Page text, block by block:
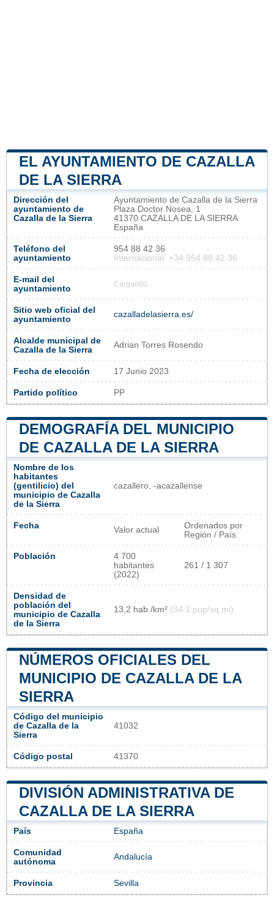
EL AYUNTAMIENTO DE CAZALLA
DE LA SIERRA
Dirección del
ayuntamiento de
Cazalla de la Sierra
Ayuntamiento de Cazalla de la Sierra
Plaza Doctor Nosea, 1
41370 CAZALLA DE LA SIERRA
España
Teléfono del
ayuntamiento
954 88 42 36
Internacional: +34 954 88 42 36
E-mail del
ayuntamiento
Cargando...
Sitio web oficial del
ayuntamiento
cazalladelasierra.es/
Alcalde municipal de
Cazalla de la Sierra
Adrian Torres Rosendo
Fecha de elección 17 Junio 2023
Partido político PP
DEMOGRAFÍA DEL MUNICIPIO
DE CAZALLA DE LA SIERRA
Nombre de los
habitantes
(gentilicio) del
municipio de Cazalla
de la Sierra
cazallero, -acazallense
Fecha Valor actual
Ordenados por
Región / País
Población
4 700
habitantes
(2022)
261 / 1 307
Densidad de
población del
municipio de Cazalla
de la Sierra
13,2 hab./km² (34,1 pop/sq mi)
NÚMEROS OFICIALES DEL
MUNICIPIO DE CAZALLA DE LA
SIERRA
Código del municipio
de Cazalla de la
Sierra
41032
Código postal 41370
DIVISIÓN ADMINISTRATIVA DE
CAZALLA DE LA SIERRA
País España
Comunidad
autónoma
Andalucía
Provincia Sevilla